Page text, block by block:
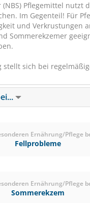
Pflegemittel
Im Gegenteil! Für
und Verkrustungen
Sommerekzemer
stellt sich bei
Ernährung/Pflege
Fellprobleme
Ernährung/Pflege
Sommerekzem